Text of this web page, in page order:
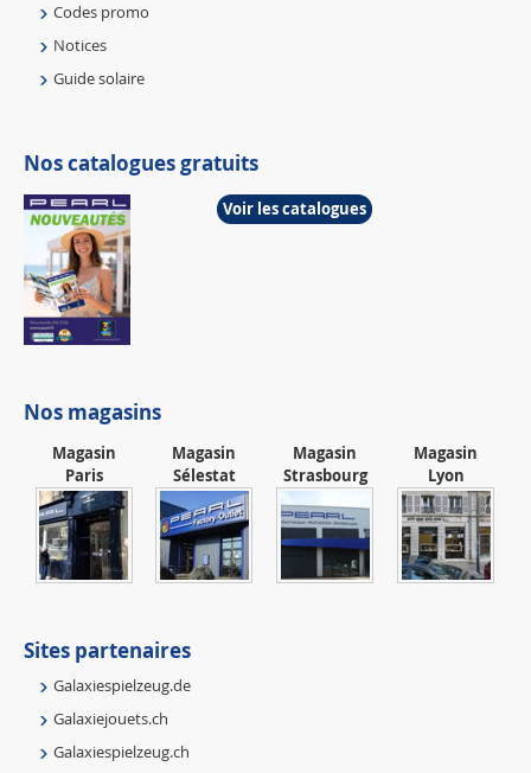
Codes promo
Notices
Guide solaire
Nos catalogues gratuits
Voir les catalogues
Nos magasins
Magasin
Paris
Magasin
Sélestat
Magasin
Strasbourg
Magasin
Lyon
Sites partenaires
Galaxiespielzeug.de
Galaxiejouets.ch
Galaxiespielzeug.ch